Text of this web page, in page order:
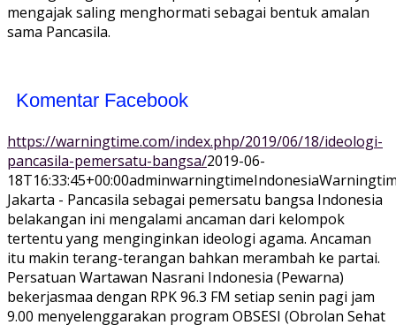
mengajak saling menghormati sebagai bentuk amalan
sama Pancasila.
Komentar Facebook
https://warningtime.com/index.php/2019/06/18/ideologi-
pancasila-pemersatu-bangsa/2019-06-
18T16:33:45+00:00adminwarningtimeIndonesia
Jakarta - Pancasila sebagai pemersatu bangsa Indonesia
belakangan ini mengalami ancaman dari kelompok
tertentu yang menginginkan ideologi agama. Ancaman
itu makin terang-terangan bahkan merambah ke partai.
Persatuan Wartawan Nasrani Indonesia (Pewarna)
bekerjasmaa dengan RPK 96.3 FM setiap senin pagi jam
9.00 menyelenggarakan program OBSESI (Obrolan Sehat